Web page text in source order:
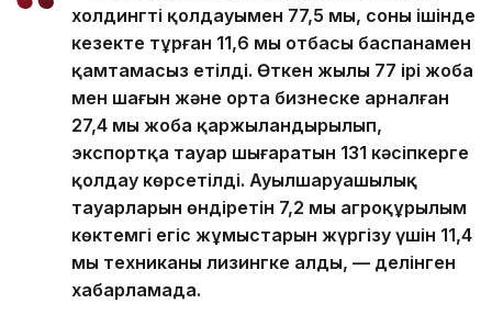
холдингтің қолдауымен 77,5 мың, соның ішінде
кезекте тұрған 11,6 мың отбасы баспанамен
қамтамасыз етілді. Өткен жылы 77 ірі жоба
мен шағын және орта бизнеске арналған
27,4 мың жоба қаржыландырылып,
экспортқа тауар шығаратын 131 кәсіпкерге
қолдау көрсетілді. Ауылшаруашылық
тауарларын өндіретін 7,2 мың агроқұрылым
көктемгі егіс жұмыстарын жүргізу үшін 11,4
мың техниканы лизингке алды, — делінген
хабарламада.